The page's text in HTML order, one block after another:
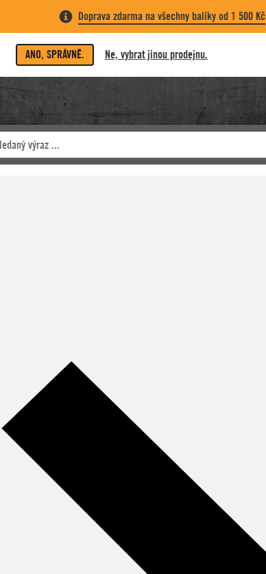
Doprava zdarma na všechny balíky od 1 500 Kč
ANO, SPRÁVNĚ. Ne, vybrat jinou prodejnu.